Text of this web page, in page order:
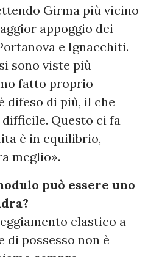
Girma più vicino
appoggio dei
e Ignacchiti.
sono viste più
fatto proprio
difeso di più, il che
Questo ci fa
è in equilibrio,
meglio».
può essere uno
elastico a
possesso non è